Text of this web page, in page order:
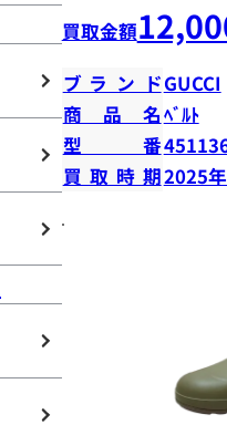
買取金額
ブランドGUCCI
商品名ﾍﾞﾙﾄ
型番
買取時期2025